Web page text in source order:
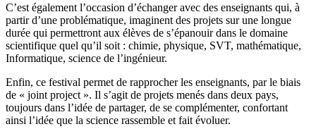
C’est également l’occasion d’échanger avec des enseignants qui, à
partir d’une problématique, imaginent des projets sur une longue
durée qui permettront aux élèves de s’épanouir dans le domaine
scientifique quel qu’il soit : chimie, physique, SVT, mathématique,
Informatique, science de l’ingénieur.
Enfin, ce festival permet de rapprocher les enseignants, par le biais
de « joint project ». Il s’agit de projets menés dans deux pays,
toujours dans l’idée de partager, de se complémenter, confortant
ainsi l’idée que la science rassemble et fait évoluer.